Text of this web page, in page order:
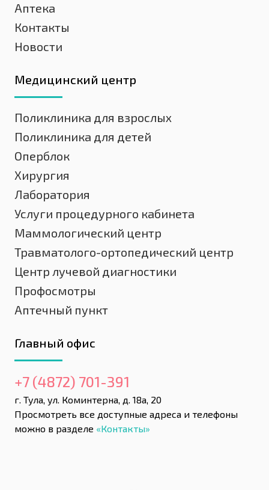
Аптека
Контакты
Новости
Медицинский центр
Поликлиника для взрослых
Поликлиника для детей
Оперблок
Хирургия
Лаборатория
Услуги процедурного кабинета
Маммологический центр
Травматолого-ортопедический центр
Центр лучевой диагностики
Профосмотры
Аптечный пункт
Главный офис
+7 (4872) 701-391
г. Тула, ул. Коминтерна, д. 18а, 20
Просмотреть все доступные адреса и телефоны
можно в разделе «Контакты»